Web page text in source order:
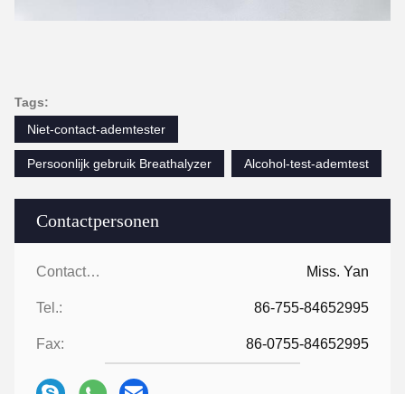
Contactpersonen
Contactpersonen: Miss. Yan
Tel.: 86-755-84652995
Fax: 86-0755-84652995
Tags:
Niet-contact-ademtester
Persoonlijk gebruik Breathalyzer Alcohol-test-ademtest